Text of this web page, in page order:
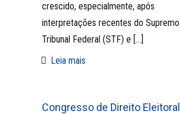
crescido, especialmente, após
interpretações recentes do Supremo
Tribunal Federal (STF) e […]
Leia mais
Congresso de Direito Eleitoral